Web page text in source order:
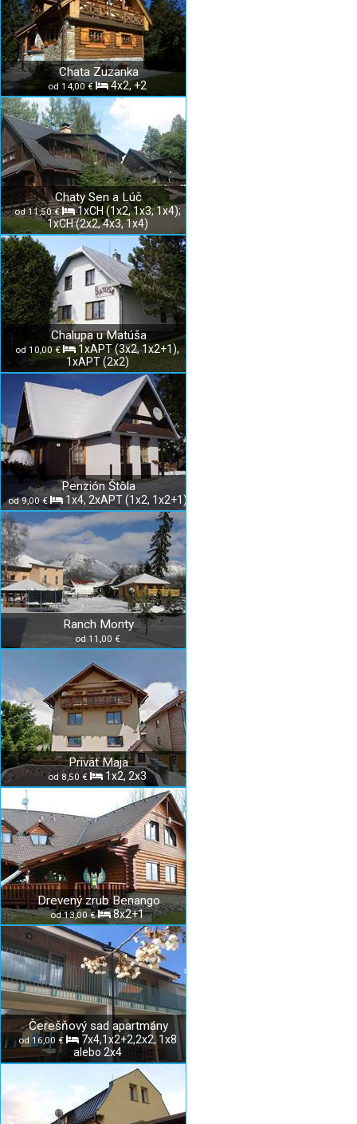
Chata Zuzanka
od 14,00 € 4x2, +2
Chaty Sen a Lúč
od 11,50 €
1xCH (1x2, 1x3, 1x4);
1xCH (2x2, 4x3, 1x4)
Chalupa u Matúša
od 10,00 €
1xAPT (3x2, 1x2+1),
1xAPT (2x2)
Penzión Štôla
od 9,00 € 1x4, 2xAPT (1x2, 1x2+1)
Ranch Monty
od 11,00 €
Privát Maja
od 8,50 € 1x2, 2x3
Drevený zrub Benango
od 13,00 € 8x2+1
Čerešňový sad apartmány
od 16,00 €
7x4,1x2+2,2x2, 1x8
alebo 2x4